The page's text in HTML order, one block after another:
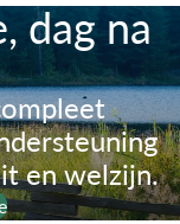
dag na
en welzijn.